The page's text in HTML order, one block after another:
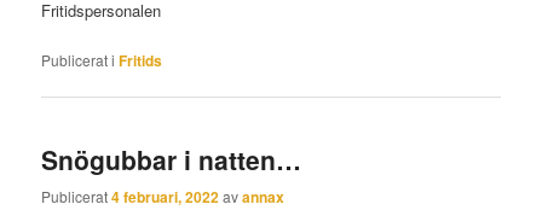
Fritidspersonalen
Publicerat i Fritids
Snögubbar i natten…
Publicerat4 februari, 2022avannax